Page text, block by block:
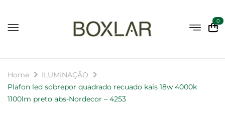
0
Home
ILUMINAÇÃO
Plafon led sobrepor quadrado recuado kais 18w 4000k
1100lm preto abs-Nordecor – 4253